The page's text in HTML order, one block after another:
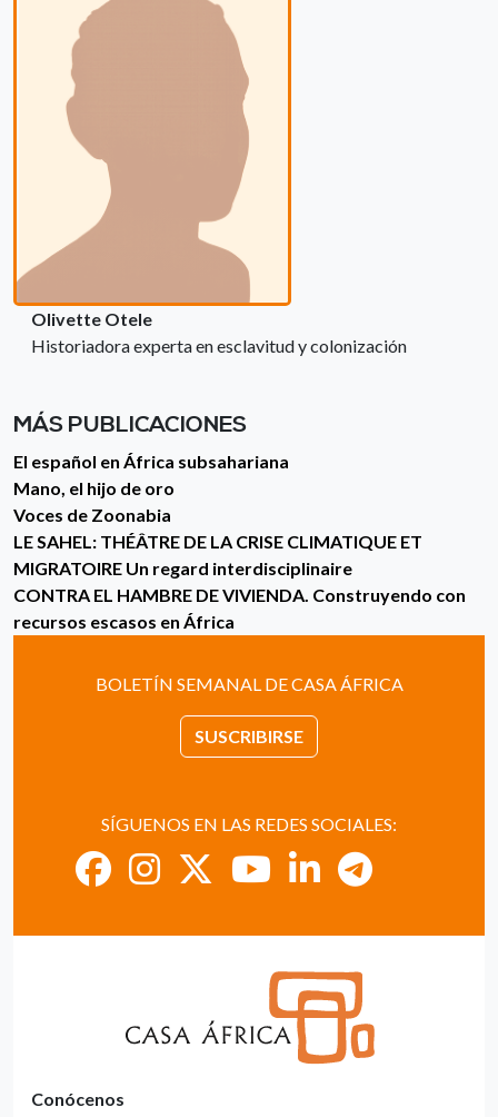
Olivette Otele
Historiadora experta en esclavitud y colonización
MÁS PUBLICACIONES
El español en África subsahariana
Mano, el hijo de oro
Voces de Zoonabia
LE SAHEL: THÉÂTRE DE LA CRISE CLIMATIQUE ET
MIGRATOIRE Un regard interdisciplinaire
CONTRA EL HAMBRE DE VIVIENDA. Construyendo con
recursos escasos en África
BOLETÍN SEMANAL DE CASA ÁFRICA
SUSCRIBIRSE
SÍGUENOS EN LAS REDES SOCIALES:
Conócenos